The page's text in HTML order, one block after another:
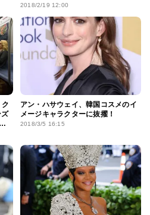
2018/2/19 12:00
アン・ハサウェイ、韓国コスメのイ
メージキャラクターに抜擢！
2018/3/5 16:15